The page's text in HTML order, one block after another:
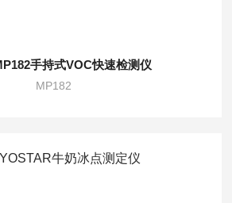
手持式VOC快速检测仪
MP182